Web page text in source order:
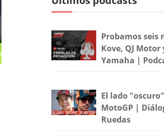
Probamos seis
Kove, QJ Motor
Yamaha |
El lado
MotoGP |
Ruedas